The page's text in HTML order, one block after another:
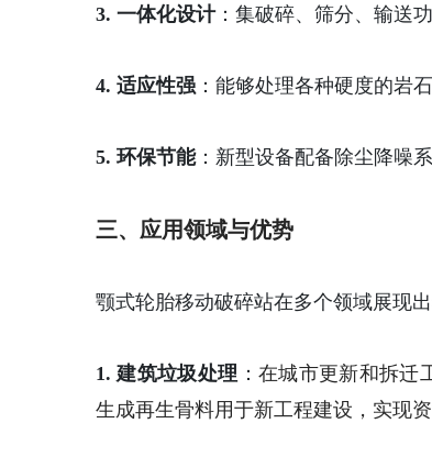
3. 一体化设计：集破碎、筛分、输送
4. 适应性强 ：能够处理各种硬度的岩
5. 环保节能：新型设备配备除尘降噪
三、应用领域与优势
颚式轮胎移动破碎站在多个领域展现出
1. 建筑垃圾处理 ： 在城市更新和拆迁
生成再生骨料用于新工程建设，实现资